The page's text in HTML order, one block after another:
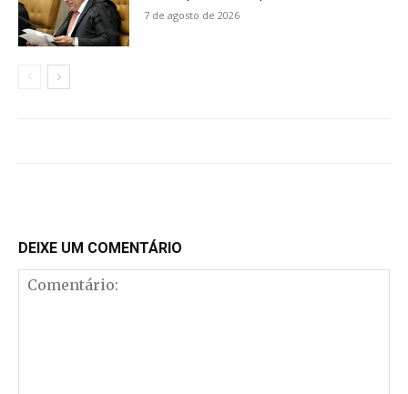
7 de agosto de 2026
DEIXE UM COMENTÁRIO